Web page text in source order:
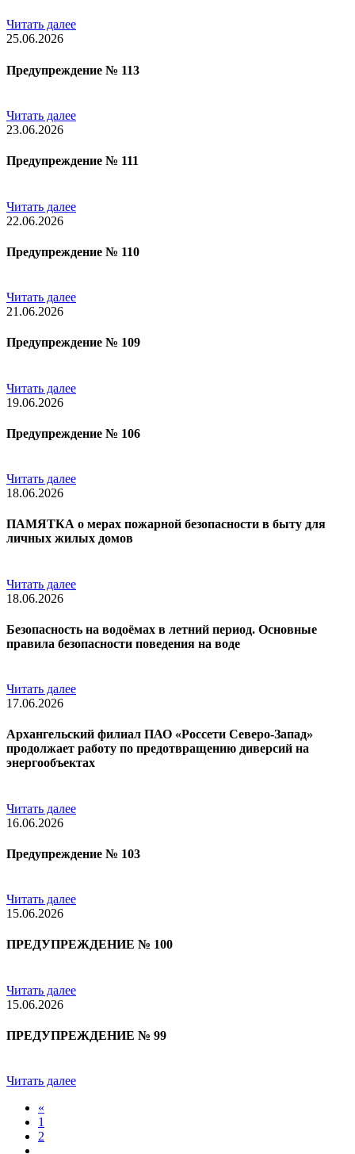
Читать далее
25.06.2026
Предупреждение № 113
Читать далее
23.06.2026
Предупреждение № 111
Читать далее
22.06.2026
Предупреждение № 110
Читать далее
21.06.2026
Предупреждение № 109
Читать далее
19.06.2026
Предупреждение № 106
Читать далее
18.06.2026
ПАМЯТКА о мерах пожарной безопасности в быту для
личных жилых домов
Читать далее
18.06.2026
Безопасность на водоёмах в летний период. Основные
правила безопасности поведения на воде
Читать далее
17.06.2026
Архангельский филиал ПАО «Россети Северо-Запад»
продолжает работу по предотвращению диверсий на
энергообъектах
Читать далее
16.06.2026
Предупреждение № 103
Читать далее
15.06.2026
ПРЕДУПРЕЖДЕНИЕ № 100
Читать далее
15.06.2026
ПРЕДУПРЕЖДЕНИЕ № 99
Читать далее
«
1
2